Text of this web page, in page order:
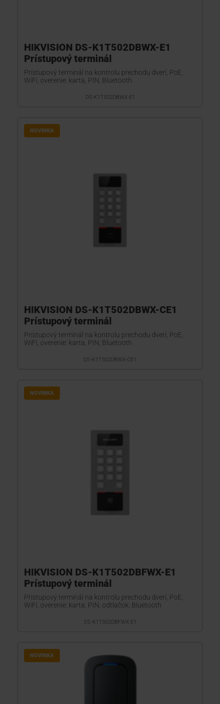
HIKVISION DS-K1T502DBWX-E1
Prístupový terminál
Prístupový terminál na kontrolu prechodu dverí, PoE,
WiFi, overenie: karta, PIN, Bluetooth
DS-K1T502DBWX-E1
NOVINKA
HIKVISION DS-K1T502DBWX-CE1
Prístupový terminál
Prístupový terminál na kontrolu prechodu dverí, PoE,
WiFi, overenie: karta, PIN, Bluetooth
DS-K1T502DBWX-CE1
NOVINKA
HIKVISION DS-K1T502DBFWX-E1
Prístupový terminál
Prístupový terminál na kontrolu prechodu dverí, PoE,
WiFi, overenie: karta, PIN, odtlačok, Bluetooth
DS-K1T502DBFWX-E1
NOVINKA